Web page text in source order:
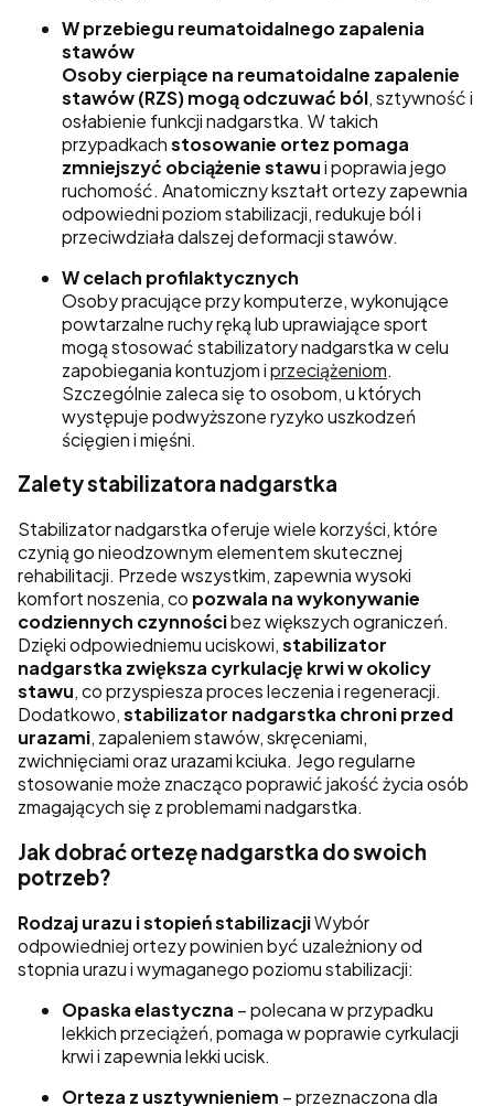
W przebiegu reumatoidalnego zapalenia
stawów
Osoby cierpiące na reumatoidalne zapalenie
stawów (RZS) mogą odczuwać ból, sztywność i
osłabienie funkcji nadgarstka. W takich
przypadkachstosowanie ortez pomaga
zmniejszyć obciążenie stawui poprawia jego
ruchomość. Anatomiczny kształt ortezy zapewnia
odpowiedni poziom stabilizacji, redukuje ból i
przeciwdziała dalszej deformacji stawów.
W celach profilaktycznych
Osoby pracujące przy komputerze, wykonujące
powtarzalne ruchy ręką lub uprawiające sport
mogą stosować stabilizatory nadgarstka w celu
zapobiegania kontuzjom iprzeciążeniom.
Szczególnie zaleca się to osobom, u których
występuje podwyższone ryzyko uszkodzeń
ścięgien i mięśni.
Zalety stabilizatora nadgarstka
Stabilizator nadgarstka oferuje wiele korzyści, które
czynią go nieodzownym elementem skutecznej
rehabilitacji. Przede wszystkim, zapewnia wysoki
komfort noszenia, co pozwala na wykonywanie
codziennych czynnościbez większych ograniczeń.
Dzięki odpowiedniemu uciskowi,stabilizator
nadgarstka zwiększa cyrkulację krwi w okolicy
stawu, co przyspiesza proces leczenia i regeneracji.
Dodatkowo,stabilizator nadgarstka chroni przed
urazami, zapaleniem stawów, skręceniami,
zwichnięciami oraz urazami kciuka. Jego regularne
stosowanie może znacząco poprawić jakość życia osób
zmagających się z problemami nadgarstka.
Jak dobrać ortezę nadgarstka do swoich
potrzeb?
Rodzaj urazu i stopień stabilizacjiWybór
odpowiedniej ortezy powinien być uzależniony od
stopnia urazu i wymaganego poziomu stabilizacji:
Opaska elastyczna – polecana w przypadku
lekkich przeciążeń, pomaga w poprawie cyrkulacji
krwi i zapewnia lekki ucisk.
Orteza z usztywnieniem – przeznaczona dla